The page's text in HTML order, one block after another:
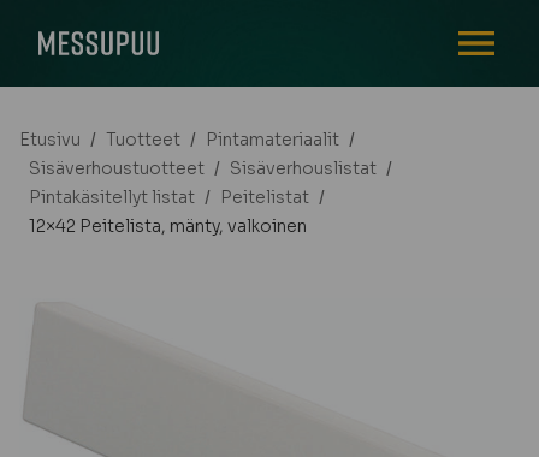
Etusivu / Tuotteet / Pintamateriaalit /
Sisäverhoustuotteet / Sisäverhouslistat /
Pintakäsitellyt listat / Peitelistat /
12×42 Peitelista, mänty, valkoinen